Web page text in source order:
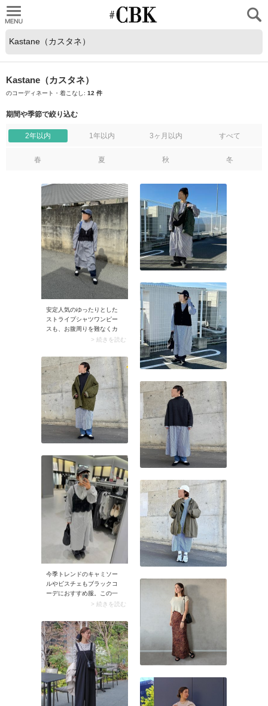
Kastane（カスタネ）
のコーディネート・着こなし: 12 件
期間や季節で絞り込む
2年以内 1年以内 3ヶ月以内 すべて
春 夏 秋 冬
安定人気のゆったりとした
ストライプシャツワンピー
スも、お腹周りを難なくカ
バーできるのが魅力。1枚で
しく黒のレースキャミソー
ルなど甘めアイテムとレイ
ヤードするのもおすすめ。
キャミソールはショート丈
を選ぶとスタイルアップ効
果が狙えますよ。
> 続きを読む
今季トレンドのキャミソー
ルやビスチェもブラックコ
ーデにおすすめ服。この一
枚を足すだけでコーデは格
手持ちのキャミソールやビ
スチェがあれば、じゃんじ
ゃんファッションに取り入
れてみてください。
> 続きを読む